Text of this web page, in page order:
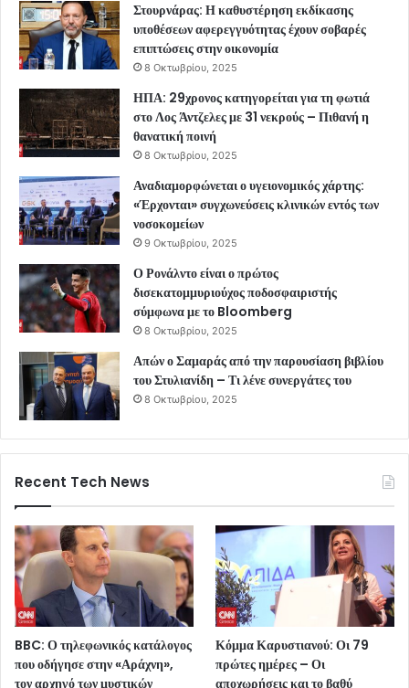
Στουρνάρας: Η καθυστέρηση εκδίκασης
υποθέσεων αφερεγγυότητας έχουν σοβαρές
επιπτώσεις στην οικονομία
8 Οκτωβρίου, 2025
ΗΠΑ: 29χρονος κατηγορείται για τη φωτιά
στο Λος Άντζελες με 31 νεκρούς – Πιθανή η
θανατική ποινή
8 Οκτωβρίου, 2025
Αναδιαμορφώνεται ο υγειονομικός χάρτης:
«Έρχονται» συγχωνεύσεις κλινικών εντός των
νοσοκομείων
9 Οκτωβρίου, 2025
Ο Ρονάλντο είναι ο πρώτος
δισεκατομμυριούχος ποδοσφαιριστής
σύμφωνα με το Bloomberg
8 Οκτωβρίου, 2025
Απών ο Σαμαράς από την παρουσίαση βιβλίου
του Στυλιανίδη – Τι λένε συνεργάτες του
8 Οκτωβρίου, 2025
Recent Tech News
BBC: Ο τηλεφωνικός κατάλογος
που οδήγησε στην «Αράχνη»,
τον αρχηγό των μυστικών
Κόμμα Καρυστιανού: Οι 79
πρώτες ημέρες – Οι
αποχωρήσεις και το βαθύ